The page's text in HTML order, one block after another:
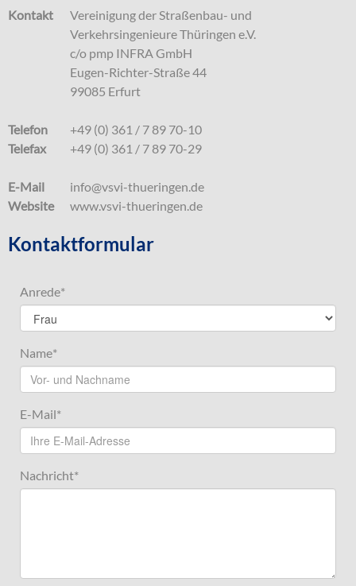
Kontakt
Vereinigung der Straßenbau- und
Verkehrsingenieure Thüringen e.V.
c/o pmp INFRA GmbH
Eugen-Richter-Straße 44
99085 Erfurt
Telefon
+49 (0) 361 / 7 89 70-10
Telefax
+49 (0) 361 / 7 89 70-29
E-Mail
info@vsvi-thueringen.de
Website
www.vsvi-thueringen.de
Kontaktformular
Anrede*
Name*
E-Mail*
Nachricht*